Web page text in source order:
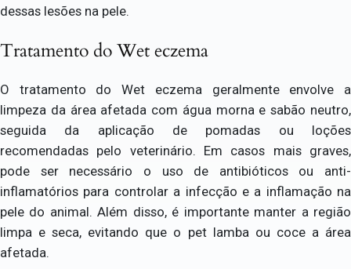
dessas lesões na pele.
Tratamento do Wet eczema
O tratamento do Wet eczema geralmente envolve a
limpeza da área afetada com água morna e sabão neutro,
seguida da aplicação de pomadas ou loções
recomendadas pelo veterinário. Em casos mais graves,
pode ser necessário o uso de antibióticos ou anti-
inflamatórios para controlar a infecção e a inflamação na
pele do animal. Além disso, é importante manter a região
limpa e seca, evitando que o pet lamba ou coce a área
afetada.